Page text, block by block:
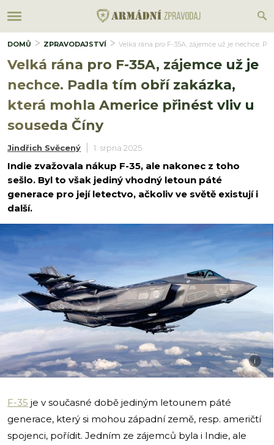
DOMŮ ZPRAVODAJSTVÍ Velká rána pro F-35A, zájemce už je nechce.
Velká rána pro F-35A, zájemce už je
nechce. Padla tím obří zakázka,
která mohla Americe přinést vliv u
souseda Číny
Jindřich Svěcený 1. srpna 2025
Indie zvažovala nákup F-35, ale nakonec z toho
sešlo. Byl to však jediný vhodný letoun páté
generace pro její letectvo, ačkoliv ve světě existují i
další.
i
F-35 je v současné době jediným letounem páté
generace, který si mohou západní země, resp. američtí
spojenci, pořídit. Jedním ze zájemců byla i Indie, ale